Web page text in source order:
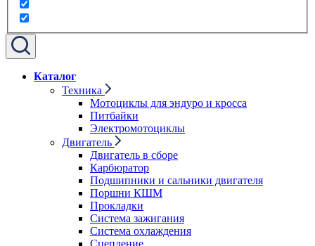
Каталог
Техника
Мотоциклы для эндуро и кросса
Питбайки
Электромотоциклы
Двигатель
Двигатель в сборе
Карбюратор
Подшипники и сальники двигателя
Поршни КШМ
Прокладки
Система зажигания
Система охлаждения